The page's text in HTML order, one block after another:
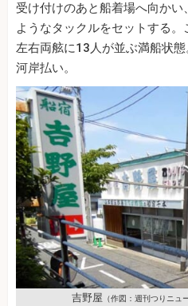
受け付けのあと船着場へ向か
ようなタックルをセットする。
左右両舷に13人が並ぶ満船状
河岸払い。
吉野屋 （作図：週刊つりニュ